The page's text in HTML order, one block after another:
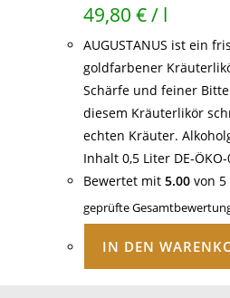
49,80€/ l
AUGUSTANUS ist ein
goldfarbener
Schärfe und feiner
diesem Kräuterlikör
echten Kräuter.
Inhalt 0,5 Liter DE-
Bewertet mit5.00 von 5
geprüfte
IN DEN